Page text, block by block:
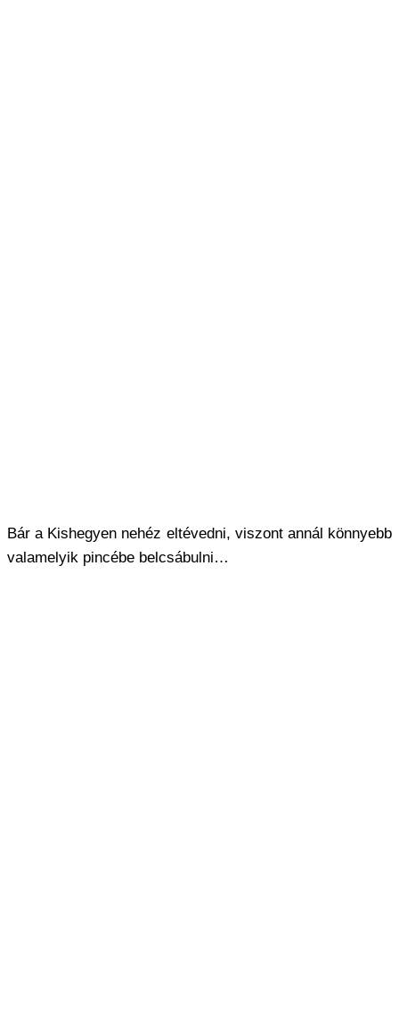
Bár a Kishegyen nehéz eltévedni, viszont annál könnyebb
valamelyik pincébe belcsábulni…